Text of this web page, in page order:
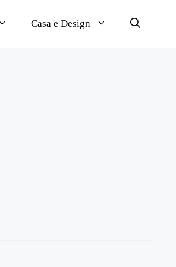
Casa e Design